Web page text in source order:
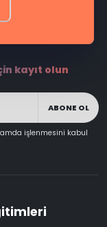
kayıt olun
ABONE OL
işlenmesini kabul